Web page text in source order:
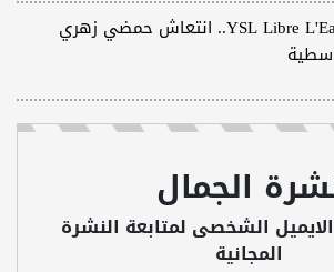
عطر YSL Libre L'Eau Nue.. انتعاش حمضي زهري
الجمال
الشخصى لمتابعة النشرة
المجانية